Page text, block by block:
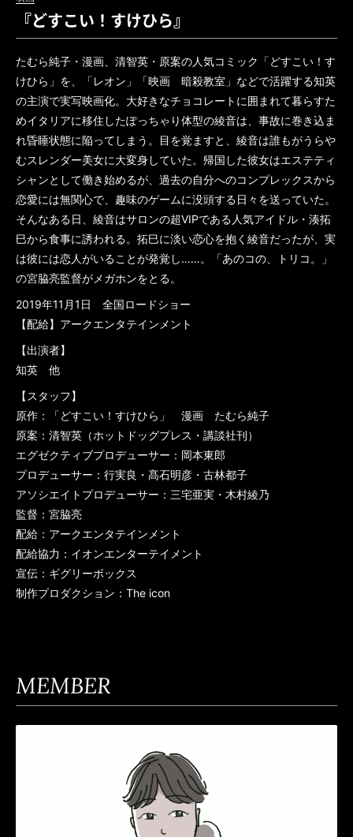
『どすこい！すけひら』
たむら純子・漫画、清智英・原案の人気コミック「どすこい！す
けひら」を、「レオン」「映画 暗殺教室」などで活躍する知英
の主演で実写映画化。大好きなチョコレートに囲まれて暮らすた
めイタリアに移住したぽっちゃり体型の綾音は、事故に巻き込ま
れ昏睡状態に陥ってしまう。目を覚ますと、綾音は誰もがうらや
むスレンダー美女に大変身していた。帰国した彼女はエステティ
シャンとして働き始めるが、過去の自分へのコンプレックスから
恋愛には無関心で、趣味のゲームに没頭する日々を送っていた。
そんなある日、綾音はサロンの超VIPである人気アイドル・湊拓
巳から食事に誘われる。拓巳に淡い恋心を抱く綾音だったが、実
は彼には恋人がいることが発覚し……。「あのコの、トリコ。」
の宮脇亮監督がメガホンをとる。
2019年11月1日 全国ロードショー
【配給】アークエンタテインメント
【出演者】
知英 他
【スタッフ】
原作：「どすこい！すけひら」 漫画 たむら純子
原案：清智英（ホットドッグプレス・講談社刊）
エグゼクティブプロデューサー：岡本東郎
プロデューサー：行実良・髙石明彦・古林都子
アソシエイトプロデューサー：三宅亜実・木村綾乃
監督：宮脇亮
配給：アークエンタテインメント
配給協力：イオンエンターテイメント
宣伝：ギグリーボックス
制作プロダクション：The icon
MEMBER